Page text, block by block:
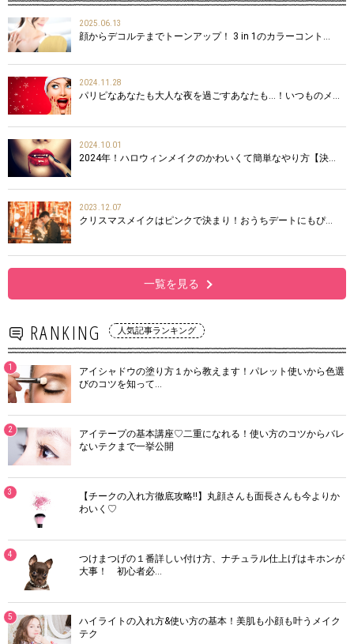
2025.06.13
顔からデコルテまでトーンアップ！ 3 in 1のカラーコント…
2024.11.28
パリピなあなたも大人な夜を過ごすあなたも…！いつものメ…
2024.10.01
2024年！ハロウィンメイクのかわいくて簡単なやり方【決…
2023.12.07
クリスマスメイクはピンクで決まり！おうちデートにもぴ…
一覧を見る
RANKING 人気記事ランキング
1
アイシャドウの塗り方１から教えます！パレット使いから色選
びのコツを知って…
2
アイテープの基本講座♡二重になれる！使い方のコツからバレ
ないテクまで一挙公開
3
【チークの入れ方徹底攻略!!】丸顔さんも面長さんも今よりか
わいく♡
4
つけまつげの１番詳しい付け方、ナチュラル仕上げはキホンが
大事！ 初心者必…
5
ハイライトの入れ方&使い方の基本！美肌も小顔も叶うメイク
テク